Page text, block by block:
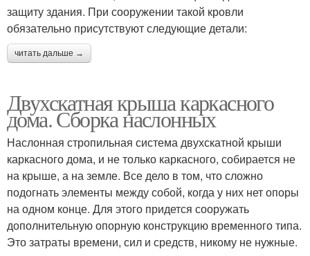
защиту здания. При сооружении такой кровли
обязательно присутствуют следующие детали:
читать дальше →
Двухскатная крыша каркасного
дома. Сборка наслонных
Наслонная стропильная система двухскатной крыши
каркасного дома, и не только каркасного, собирается не
на крыше, а на земле. Все дело в том, что сложно
подогнать элементы между собой, когда у них нет опоры
на одном конце. Для этого придется сооружать
дополнительную опорную конструкцию временного типа.
Это затраты времени, сил и средств, никому не нужные.